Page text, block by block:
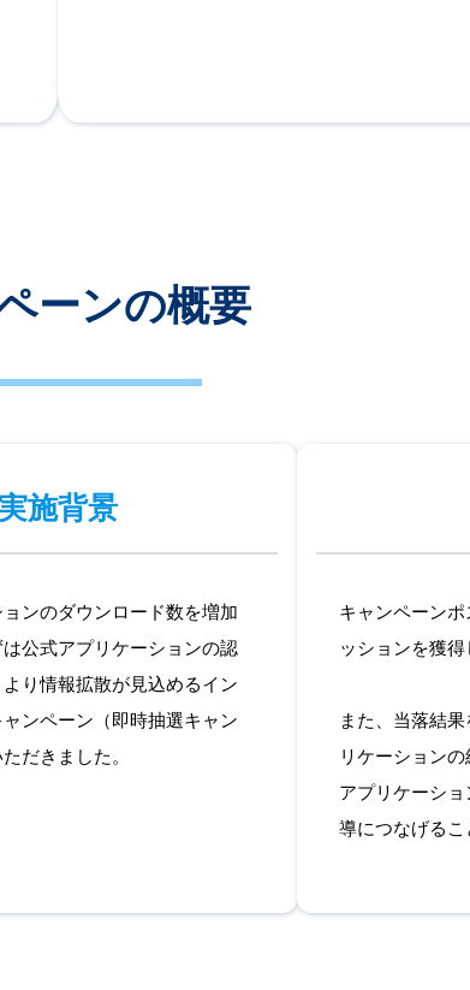
ーンの概要
実施背景
ンのダウンロード数を増加
公式アプリケーションの認
り情報拡散が見込めるイン
ンペーン（即時抽選キャン
だきました。
キャンペーン
ッションを獲得
また、当落結
リケーション
アプリケーシ
導につなげるこ